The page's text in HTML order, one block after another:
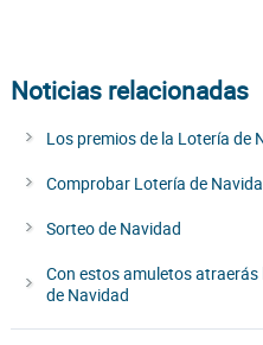
Noticias relacionadas
Los premios de la Lotería de
Comprobar Lotería de
Sorteo de Navidad
Con estos amuletos atraerás
de Navidad